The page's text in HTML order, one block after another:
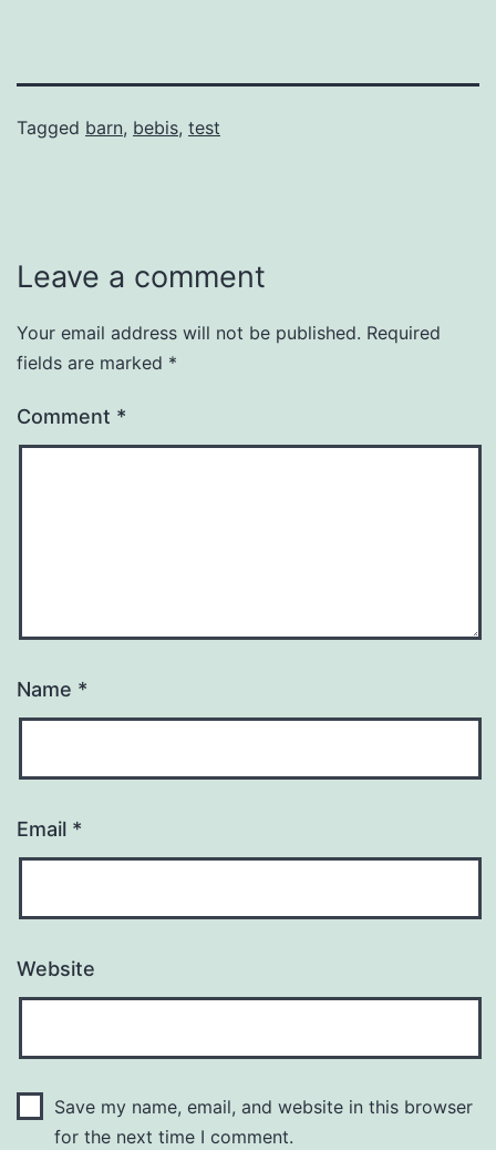
Tagged barn, bebis, test
Leave a comment
Your email address will not be published. Required
fields are marked *
Comment *
Name *
Email *
Website
Save my name, email, and website in this browser
for the next time I comment.